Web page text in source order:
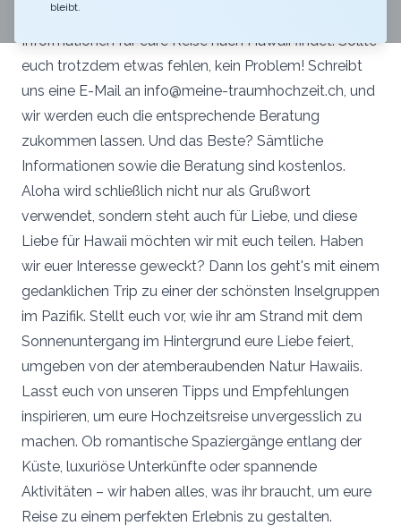
garantieren euch, dass ihr bei uns sämtliche relevanten
Informationen für eure Reise nach Hawaii findet. Sollte
euch trotzdem etwas fehlen, kein Problem! Schreibt
uns eine E-Mail an info@meine-traumhochzeit.ch, und
wir werden euch die entsprechende Beratung
zukommen lassen. Und das Beste? Sämtliche
Informationen sowie die Beratung sind kostenlos.
Aloha wird schließlich nicht nur als Grußwort
verwendet, sondern steht auch für Liebe, und diese
Liebe für Hawaii möchten wir mit euch teilen. Haben
wir euer Interesse geweckt? Dann los geht's mit einem
gedanklichen Trip zu einer der schönsten Inselgruppen
im Pazifik. Stellt euch vor, wie ihr am Strand mit dem
Sonnenuntergang im Hintergrund eure Liebe feiert,
umgeben von der atemberaubenden Natur Hawaiis.
Lasst euch von unseren Tipps und Empfehlungen
inspirieren, um eure Hochzeitsreise unvergesslich zu
machen. Ob romantische Spaziergänge entlang der
Küste, luxuriöse Unterkünfte oder spannende
Aktivitäten – wir haben alles, was ihr braucht, um eure
Reise zu einem perfekten Erlebnis zu gestalten.
bleibt.